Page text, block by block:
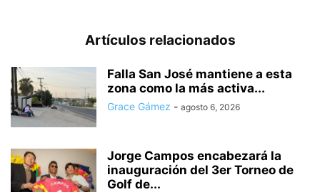
Artículos relacionados
Falla San José mantiene a esta
zona como la más activa...
Grace Gámez - agosto 6, 2026
Jorge Campos encabezará la
inauguración del 3er Torneo de
Golf de...